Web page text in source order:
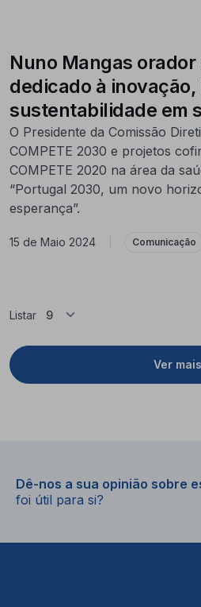
Nuno Mangas
dedicado à
sustentabilidade em
O Presidente da Comissão
COMPETE 2030 e projetos
COMPETE 2020 na área da
“Portugal 2030, um novo
esperança”.
15 de Maio 2024 Comunicação
Listar
Ver mais
Dê-nos a sua opinião sobre
foi útil para si?